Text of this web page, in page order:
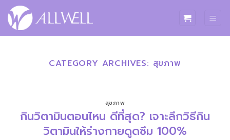
ข้าม
ไป
CATEGORY ARCHIVES: สุขภาพ
สุขภาพ
กินวิตามินตอนไหน ดีที่สุด? เจาะลึกวิธีกิน
วิตามินให้ร่างกายดูดซึม 100%